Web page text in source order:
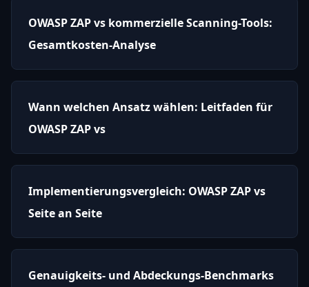
OWASP ZAP vs kommerzielle Scanning-Tools:
Gesamtkosten-Analyse
Wann welchen Ansatz wählen: Leitfaden für
OWASP ZAP vs
Implementierungsvergleich: OWASP ZAP vs
Seite an Seite
Genauigkeits- und Abdeckungs-Benchmarks